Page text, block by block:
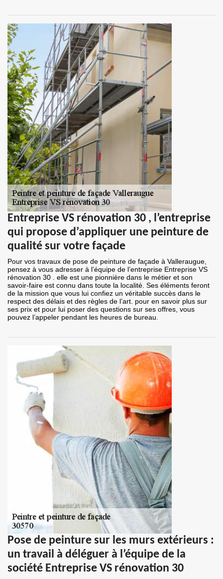
Entreprise VS rénovation 30 , l’entreprise
qui propose d’appliquer une peinture de
qualité sur votre façade
Pour vos travaux de pose de peinture de façade à Valleraugue,
pensez à vous adresser à l’équipe de l’entreprise Entreprise VS
rénovation 30 . elle est une pionnière dans le métier et son
savoir-faire est connu dans toute la localité. Ses éléments feront
de la mission que vous lui confiez un véritable succès dans le
respect des délais et des règles de l’art. pour en savoir plus sur
ses prix et pour lui poser des questions sur ses offres, vous
pouvez l’appeler pendant les heures de bureau.
Pose de peinture sur les murs extérieurs :
un travail à déléguer à l’équipe de la
société Entreprise VS rénovation 30